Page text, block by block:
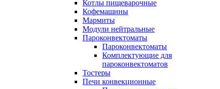
Котлы пищеварочные
Кофемашины
Мармиты
Модули нейтральные
Пароконвектоматы
Пароконвектоматы
Комплектующие для
пароконвектоматов
Тостеры
Печи конвекционные